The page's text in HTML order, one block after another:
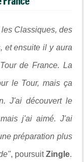
Classiques, des
et ensuite il y aura
de France. La
le Tour, mais ça
J'ai découvert le
j'ai aimé. J'ai
préparation plus
, poursuitZingle.